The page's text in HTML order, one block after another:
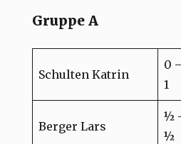
Gruppe A
Schulten Katrin
0
1
Berger Lars
½
½